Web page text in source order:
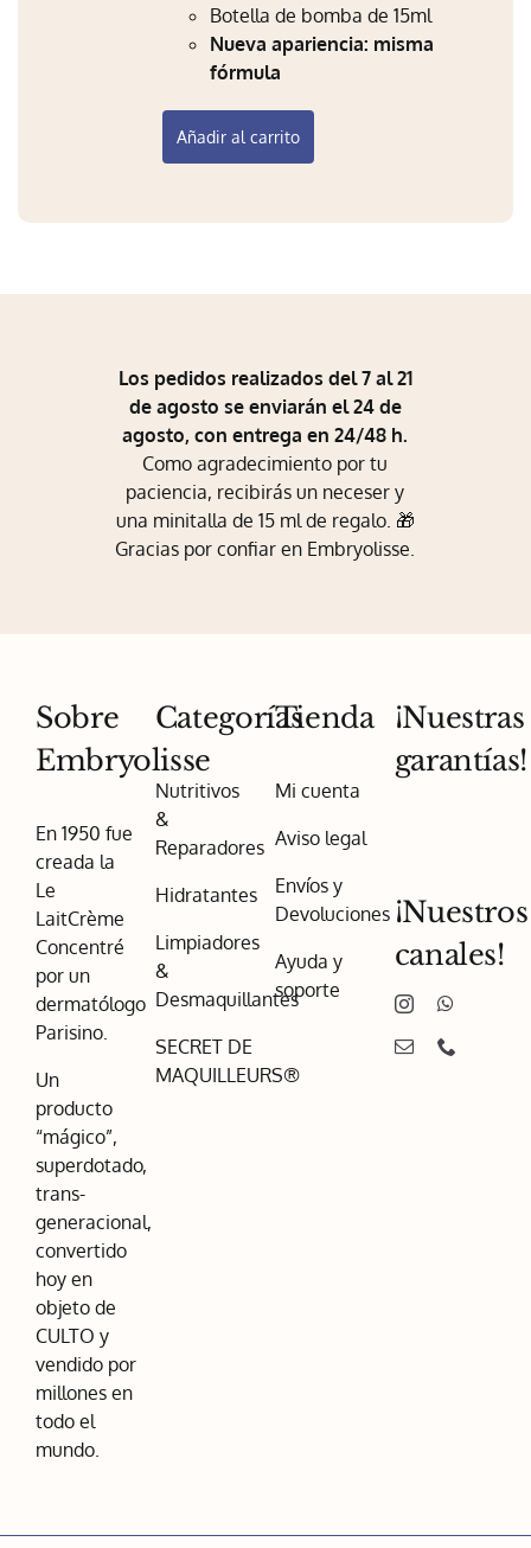
Botella de bomba de 15ml
Nueva apariencia: misma
fórmula
Añadir al carrito
Los pedidos realizados del 7 al 21
de agosto se enviarán el 24 de
agosto, con entrega en 24/48 h.
Como agradecimiento por tu
paciencia, recibirás un neceser y
una minitalla de 15 ml de regalo. 🎁
Gracias por confiar en Embryolisse.
Sobre
Embryolisse
En 1950 fue
creada la
Le
LaitCrème
Concentré
por un
dermatólogo
Parisino.
Un
producto
“mágico”,
superdotado,
trans-
generacional,
convertido
hoy en
objeto de
CULTO y
vendido por
millones en
todo el
mundo.
Categorías
Nutritivos
&
Reparadores
Hidratantes
Limpiadores
&
Desmaquillantes
SECRET DE
MAQUILLEURS®
Tienda
Mi cuenta
Aviso legal
Envíos y
Devoluciones
Ayuda y
soporte
¡Nuestras
garantías!
¡Nuestros
canales!